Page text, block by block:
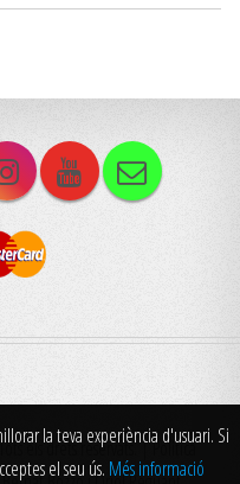
la teva experiència d'usuari. Si
el seu ús. Més informació
els drets reservats. |Politica